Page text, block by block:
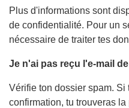
Plus d'informations sont
de confidentialité. Pour un
nécessaire de traiter tes
Je n'ai pas reçu l'e-mail
Vérifie ton dossier spam.
confirmation, tu trouveras